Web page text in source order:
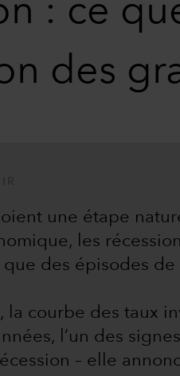
: ce
des
une étape
les
des épisodes
la courbe des taux
l’un des
– elle